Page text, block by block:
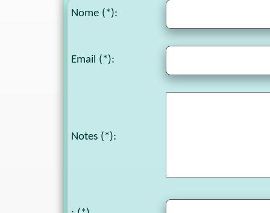
Nome (*):
Email (*):
Notes (*):